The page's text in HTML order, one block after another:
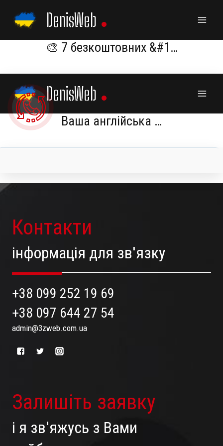
content
DenisWeb
🎨 7 безкоштовних &#1…
Контакти
інформація для зв'язку
+38 099 252 19 69
+38 097 644 27 54
admin@3zweb.com.ua
Залишіть заявку
і я зв'яжусь з Вами